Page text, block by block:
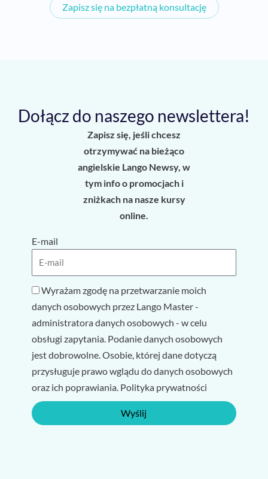
Zapisz się na bezpłatną konsultację
Dołącz do naszego newslettera!
Zapisz się, jeśli chcesz
otrzymywać na bieżąco
angielskie Lango Newsy, w
tym info o promocjach i
zniżkach na nasze kursy
online.
E-mail
Wyrażam zgodę na przetwarzanie moich
danych osobowych przez Lango Master -
administratora danych osobowych - w celu
obsługi zapytania. Podanie danych osobowych
jest dobrowolne. Osobie, której dane dotyczą
przysługuje prawo wglądu do danych osobowych
oraz ich poprawiania. Polityka prywatności
Wyślij